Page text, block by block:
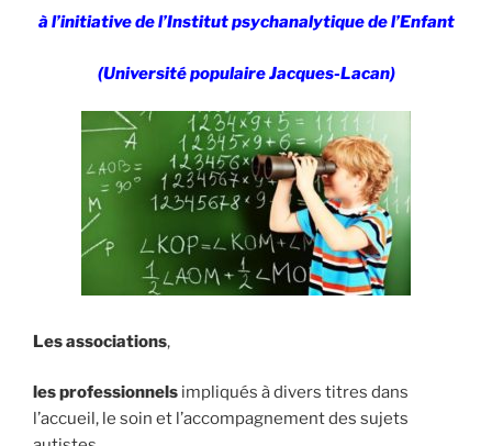
à l’initiative de l’Institut psychanalytique de l’Enfant
(Université populaire Jacques-Lacan)
Les associations,
les professionnels impliqués à divers titres dans
l’accueil, le soin et l’accompagnement des sujets